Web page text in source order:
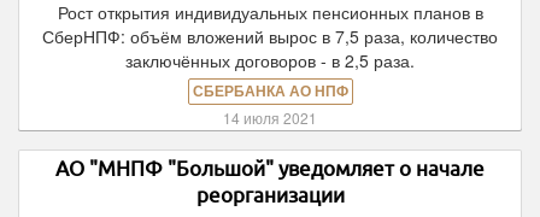
Рост открытия индивидуальных пенсионных планов в
СберНПФ: объём вложений вырос в 7,5 раза, количество
заключённых договоров - в 2,5 раза.
СБЕРБАНКА АО НПФ
14 июля 2021
АО "МНПФ "Большой" уведомляет о начале
реорганизации